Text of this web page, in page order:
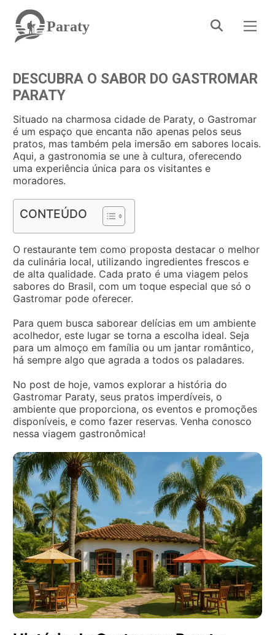
Paraty
DESCUBRA O SABOR DO GASTROMAR
PARATY
Situado na charmosa cidade de Paraty, o Gastromar
é um espaço que encanta não apenas pelos seus
pratos, mas também pela imersão em sabores locais.
Aqui, a gastronomia se une à cultura, oferecendo
uma experiência única para os visitantes e
moradores.
CONTEÚDO
O restaurante tem como proposta destacar o melhor
da culinária local, utilizando ingredientes frescos e
de alta qualidade. Cada prato é uma viagem pelos
sabores do Brasil, com um toque especial que só o
Gastromar pode oferecer.
Para quem busca saborear delícias em um ambiente
acolhedor, este lugar se torna a escolha ideal. Seja
para um almoço em família ou um jantar romântico,
há sempre algo que agrada a todos os paladares.
No post de hoje, vamos explorar a história do
Gastromar Paraty, seus pratos imperdíveis, o
ambiente que proporciona, os eventos e promoções
disponíveis, e como fazer reservas. Venha conosco
nessa viagem gastronômica!